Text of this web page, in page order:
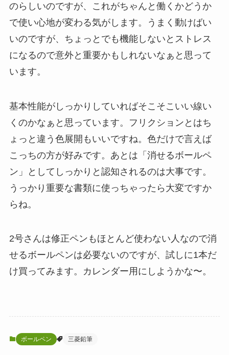
のらしいのですが、これがちゃんと働くかどうか
で使い心地が変わる気がします。うまく動けばい
いのですが、ちょっとでも機能しないとストレス
になるので意外と重要かもしれないなぁと思って
います。
基本性能がしっかりしていればそこそこいい線い
くのかなぁと思っています。フリクションとはち
ょっと違う色展開もいいですね。色だけで言えば
こっちの方が好みです。あとは「消せるボールペ
ン」としてしっかりと認知されるのは大事です。
うっかり重要な書類に使っちゃったら大変ですか
らね。
2号さんは修正ペンもほとんど使わない人なので消
せるボールペンは必要ないのですが、試しに1本だ
け買ってみます。カレンダー用にしようかな〜。
ボールペン 三菱鉛筆